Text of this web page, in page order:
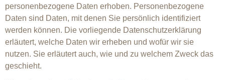
personenbezogene Daten erhoben. Personenbezogene
Daten sind Daten, mit denen Sie persönlich identifiziert
werden können. Die vorliegende Datenschutzerklärung
erläutert, welche Daten wir erheben und wofür wir sie
nutzen. Sie erläutert auch, wie und zu welchem Zweck das
geschieht.